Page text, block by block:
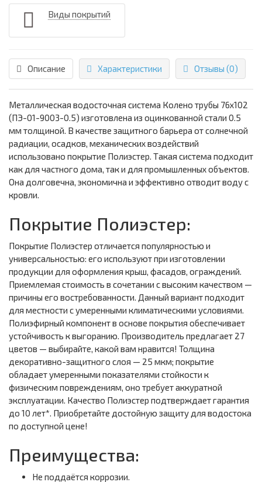
Виды покрытий
Описание Характеристики Отзывы (0)
Металлическая водосточная система Колено трубы 76х102
(ПЭ-01-9003-0.5) изготовлена из оцинкованной стали 0.5
мм толщиной. В качестве защитного барьера от солнечной
радиации, осадков, механических воздействий
использовано покрытие Полиэстер. Такая система подходит
как для частного дома, так и для промышленных объектов.
Она долговечна, экономична и эффективно отводит воду с
кровли.
Покрытие Полиэстер:
Покрытие Полиэстер отличается популярностью и
универсальностью: его используют при изготовлении
продукции для оформления крыш, фасадов, ограждений.
Приемлемая стоимость в сочетании с высоким качеством —
причины его востребованности. Данный вариант подходит
для местности с умеренными климатическими условиями.
Полиэфирный компонент в основе покрытия обеспечивает
устойчивость к выгоранию. Производитель предлагает 27
цветов — выбирайте, какой вам нравится! Толщина
декоративно-защитного слоя — 25 мкм; покрытие
обладает умеренными показателями стойкости к
физическим повреждениям, оно требует аккуратной
эксплуатации. Качество Полиэстер подтверждает гарантия
до 10 лет*. Приобретайте достойную защиту для водостока
по доступной цене!
Преимущества:
Не поддаётся коррозии.